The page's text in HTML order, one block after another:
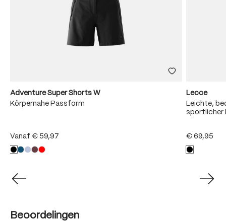
Adventure Super Shorts W
Körpernahe Passform
Vanaf € 59,97
Lecce
Leichte,
sportlicher
€ 69,95
Beoordelingen